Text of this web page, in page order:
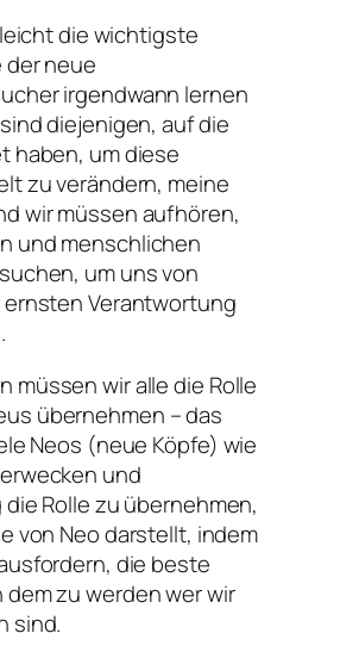
die wichtigste
der neue
irgendwann lernen
diejenigen, auf die
haben, um diese
zu verändern, meine
wir müssen aufhören,
und menschlichen
um uns von
Verantwortung
müssen wir alle die Rolle
übernehmen – das
Neos (neue Köpfe) wie
und
Rolle zu übernehmen,
von Neo darstellt, indem
die beste
dem zu werden wer wir
sind.